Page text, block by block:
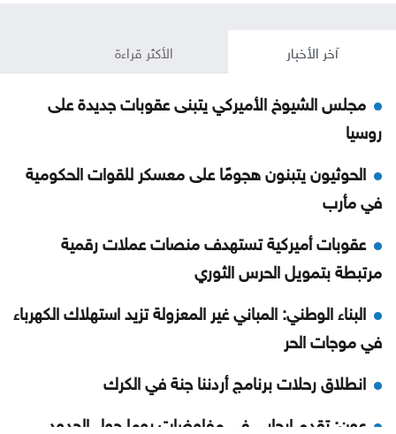
آخر الأخبار الأكثر قراءة
مجلس الشيوخ الأميركي يتبنى عقوبات جديدة على
روسيا
الحوثيون يتبنون هجومًا على معسكر للقوات الحكومية
في مأرب
عقوبات أميركية تستهدف منصات عملات رقمية
مرتبطة بتمويل الحرس الثوري
البناء الوطني: المباني غير المعزولة تزيد استهلاك الكهرباء
في موجات الحر
انطلاق رحلات برنامج أردننا جنة في الكرك
عون: تقدم إيجابي في مفاوضات روما حول الحدود